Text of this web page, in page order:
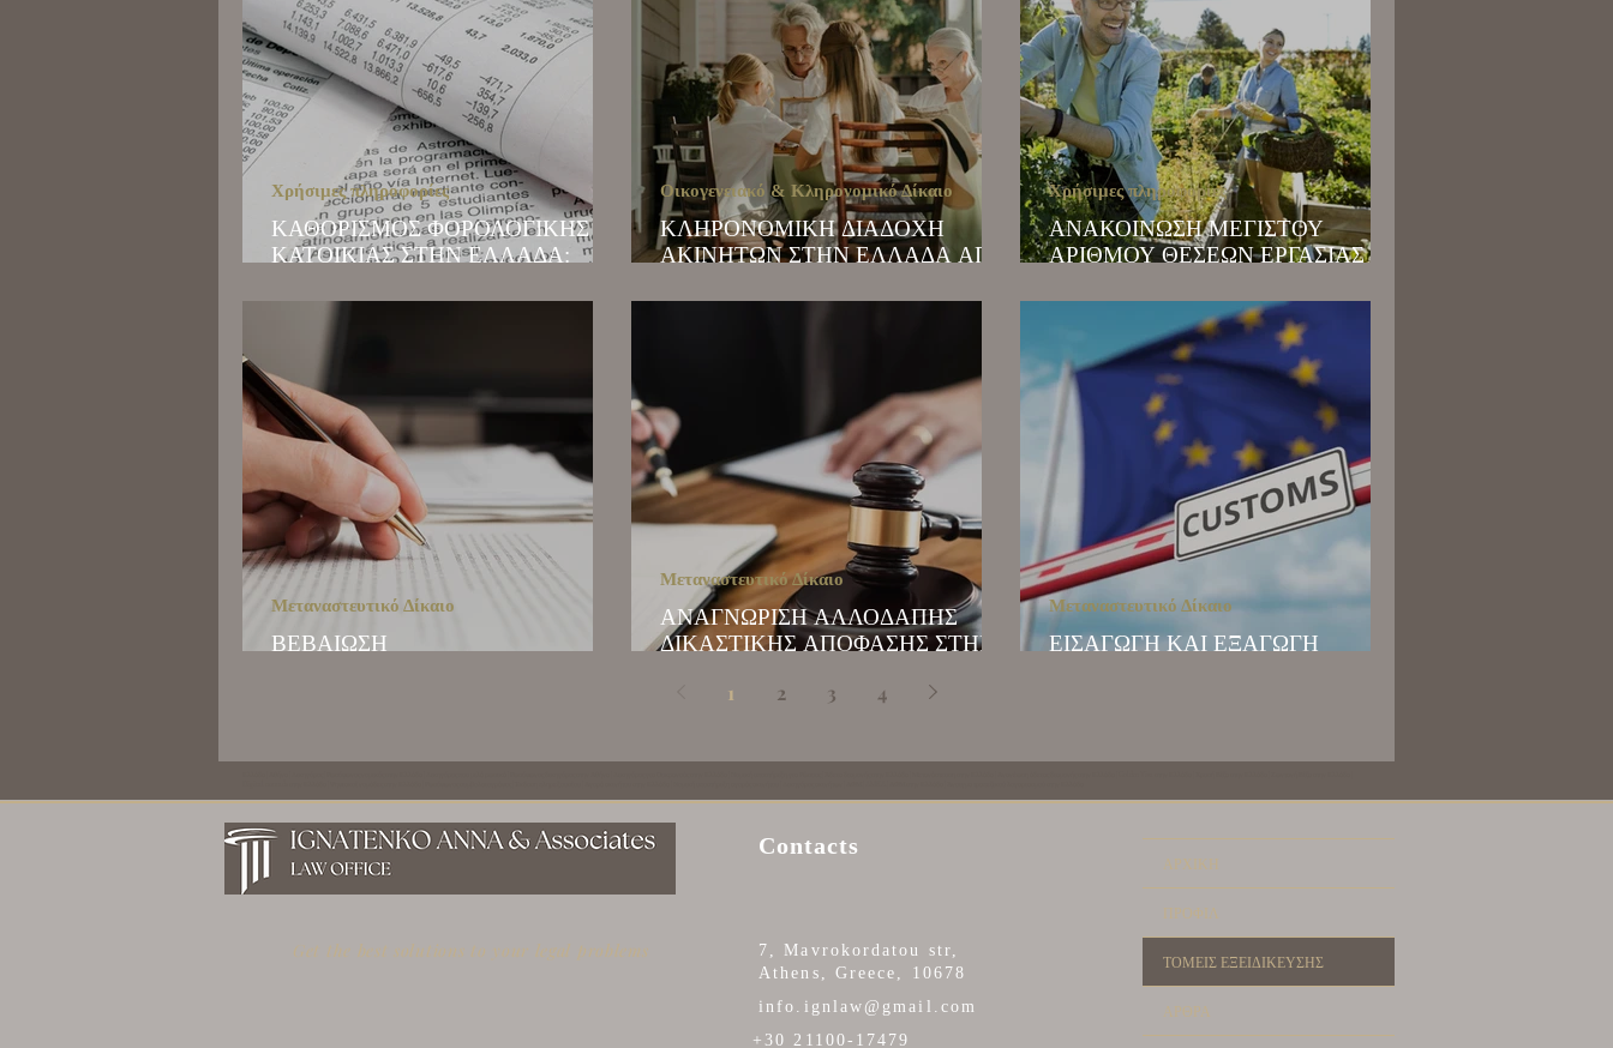
ΚΑΘΟΡΙΣΜΟΣ ΦΟΡΟΛΟΓΙΚΗΣ
ΚΑΤΟΙΚΙΑΣ ΣΤΗΝ ΕΛΛΑΔΑ:
ΣΥΝΕΠΕΙΕΣ
Χρήσιμες πληροφορίες
ΚΛΗΡΟΝΟΜΙΚΗ ΔΙΑΔΟΧΗ
ΑΚΙΝΗΤΩΝ ΣΤΗΝ ΕΛΛΑΔΑ ΑΠΟ
Οικογενειακό & Κληρονομικό Δίκαιο
ΑΝΑΚΟΙΝΩΣΗ ΜΕΓΙΣΤΟΥ
ΑΡΙΘΜΟΥ ΘΕΣΕΩΝ ΕΡΓΑΣΙΑΣ
ΤΟ ΕΤΟΣ 2025
Χρήσιμες πληροφορίες
ΒΕΒΑΙΩΣΗ
Μεταναστευτικό Δίκαιο
ΑΝΑΓΝΩΡΙΣΗ ΑΛΛΟΔΑΠΗΣ
ΔΙΚΑΣΤΙΚΗΣ ΑΠΟΦΑΣΗΣ ΣΤΗΝ
Μεταναστευτικό Δίκαιο
ΕΙΣΑΓΩΓΗ ΚΑΙ ΕΞΑΓΩΓΗ
Μεταναστευτικό Δίκαιο
1 2 3 4
Get the best solutions to your legal problems
Contacts
7, Mavrokordatou str,
Athens, Greece, 10678
info.ignlaw@gmail.com
+30 21100-17479
ΑΡΧΙΚΗ
ΠΡΟΦΙΛ
ΤΟΜΕΙΣ ΕΞΕΙΔΙΚΕΥΣΗΣ
ΑΡΘΡΑ